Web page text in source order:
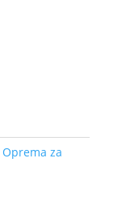
Oprema za